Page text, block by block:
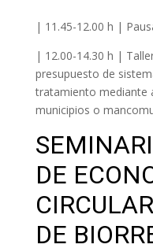
| 11.45-12.00 h |
| 12.00-14.30 h |
presupuesto de
tratamiento mediante
municipios o